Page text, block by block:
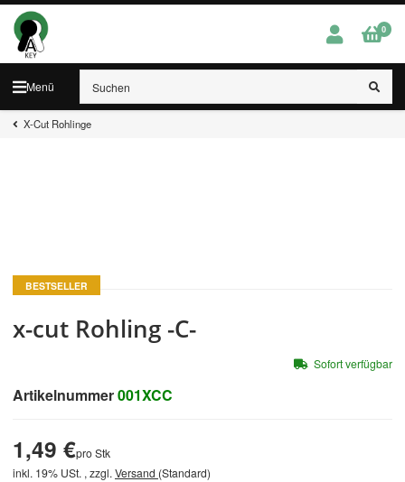
Menü
0
X-Cut Rohlinge
BESTSELLER
x-cut Rohling -C-
Artikelnummer001XCC
1,49 €pro Stk
inkl. 19% USt. , zzgl. Versand (Standard)
Sofort verfügbar